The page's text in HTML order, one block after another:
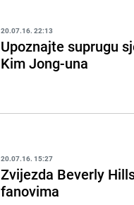
20.07.16. 22:13
Upoznajte suprugu
Kim Jong-una
20.07.16. 15:27
Zvijezda Beverly
fanovima